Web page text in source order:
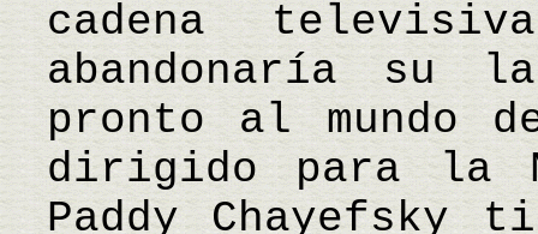
cadena
abandonaría su
pronto al mundo
dirigido para la
Paddy Chayefsky